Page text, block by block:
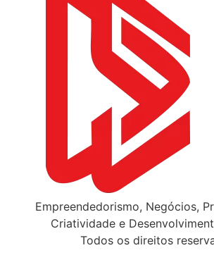
Empreendedorismo, Negócios,
Criatividade e
Todos os direitos